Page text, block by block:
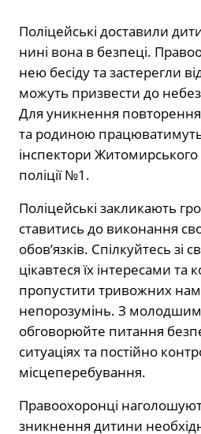
Поліцейські доставили
нині вона в безпеці.
нею бесіду та застерегли
можуть призвести до
Для уникнення
та родиною
інспектори
поліції №1.
Поліцейські закликають
ставитись до виконання
обов’язків. Спілкуйтесь зі
цікавтеся їх інтересами
пропустити тривожних
непорозумінь. З
обговорюйте питання
ситуаціях та постійно
місцеперебування.
Правоохоронці
зникнення дитини